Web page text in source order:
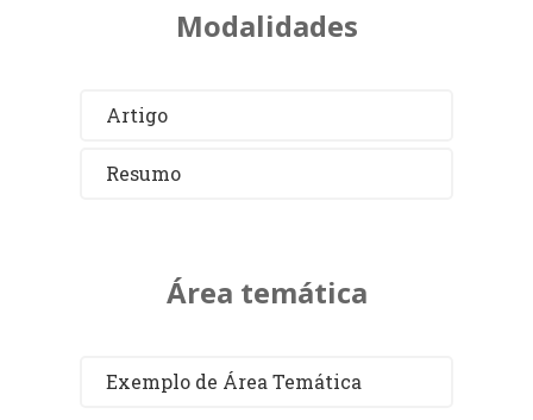
Modalidades
Artigo
Resumo
Área temática
Exemplo de Área Temática